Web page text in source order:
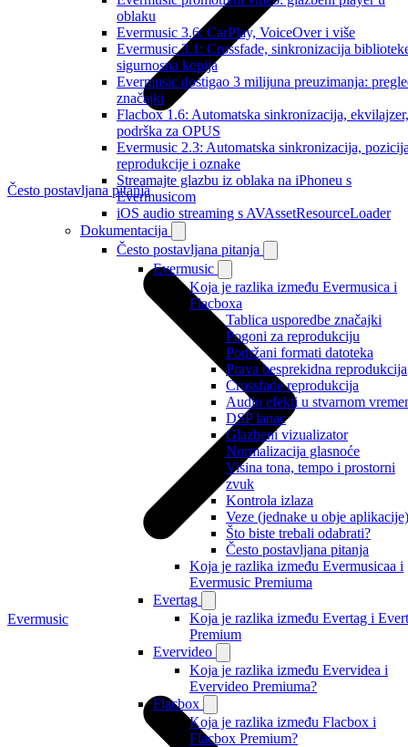
oblaku
Evermusic 3.6: CarPlay, VoiceOver i više
Evermusic 3.1: Crossfade, sinkronizacija
sigurnosna kopija
Evermusic dostigao 3 milijuna preuzimanja:
značajki
Flacbox 1.6: Automatska sinkronizacija, ekvilajzer,
podrška za OPUS
Evermusic 2.3: Automatska sinkronizacija,
reprodukcije i oznake
Streamajte glazbu iz oblaka na iPhoneu s
Evermusicom
iOS audio streaming s AVAssetResourceLoader
Dokumentacija
Često postavljana pitanja
Evermusic
Koja je razlika između Evermusica i
Flacboxa
Tablica usporedbe značajki
Pogoni za reprodukciju
Podržani formati datoteka
Prava besprekidna reprodukcija
Crossfade reprodukcija
Audio efekti u stvarnom
DSP lanac
Glazbeni vizualizator
Normalizacija glasnoće
Visina tona, tempo i prostorni
zvuk
Kontrola izlaza
Veze (jednake u obje aplikacije)
Što biste trebali odabrati?
Često postavljana pitanja
Koja je razlika između Evermusicaa i
Evermusic Premiuma
Evertag
Koja je razlika između Evertag i
Premium
Evervideo
Koja je razlika između Evervidea i
Evervideo Premiuma?
Flacbox
Koja je razlika između Flacbox i
Flacbox Premium?
Često postavljana pitanja
Evermusic